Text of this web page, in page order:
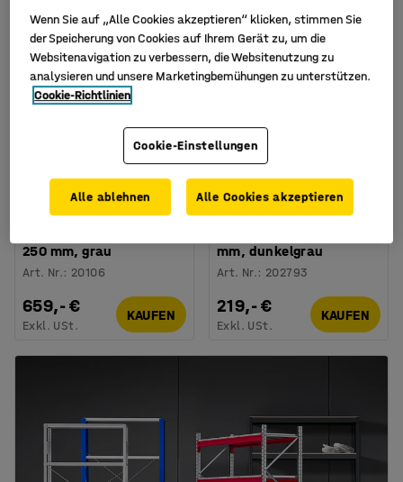
Kleinteileregal mit 72
250 mm, grau
Art. Nr.: 20106
659,- €
Exkl. USt.
KAUFEN
Werkzeugschrank
mm, dunkelgrau
Art. Nr.: 202793
219,- €
Exkl. USt.
KAUFEN
Wenn Sie auf „Alle Cookies akzeptieren“ klicken, stimmen Sie
der Speicherung von Cookies auf Ihrem Gerät zu, um die
Websitenavigation zu verbessern, die Websitenutzung zu
analysieren und unsere Marketingbemühungen zu unterstützen.
Cookie-Richtlinien
Cookie-Einstellungen
Alle ablehnen Alle Cookies akzeptieren